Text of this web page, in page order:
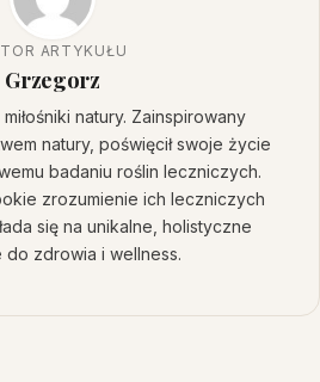
ARTYKUŁU
Grzegorz
natury. Zainspirowany
natury, poświęcił swoje życie
badaniu roślin leczniczych.
zrozumienie ich leczniczych
się na unikalne, holistyczne
zdrowia i wellness.